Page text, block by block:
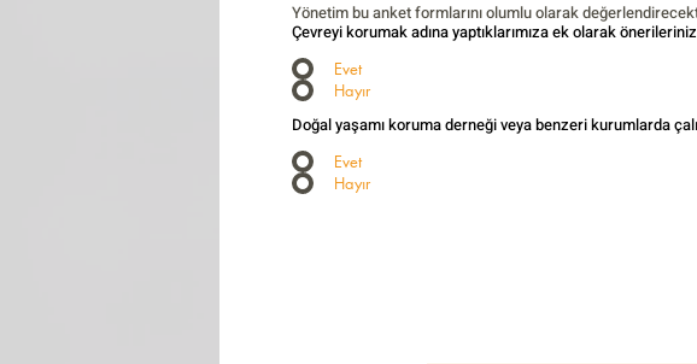
Yönetim bu anket formlarını olumlu olarak
Çevreyi korumak adına yaptıklarımıza ek olarak
Evet
Hayır
Doğal yaşamı koruma derneği veya benzeri kurumlarda
Evet
Hayır